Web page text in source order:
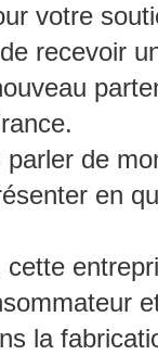
votre
recevoir
de
en
cette
la